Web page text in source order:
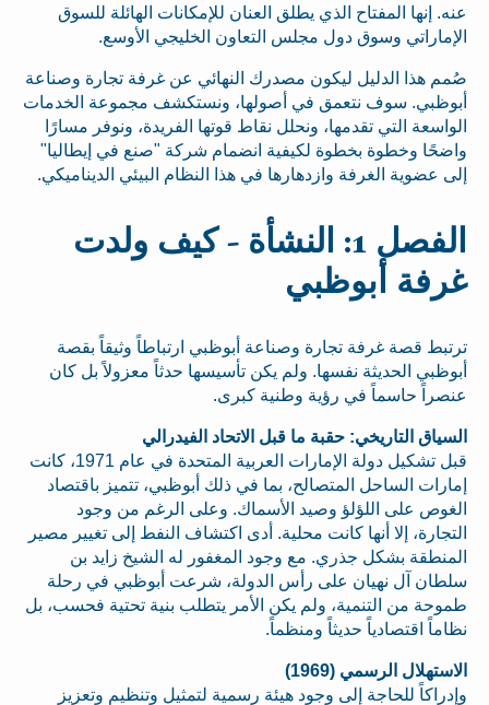
عنه. إنها المفتاح الذي يطلق العنان للإمكانات الهائلة للسوق
الإماراتي وسوق دول مجلس التعاون الخليجي الأوسع.
صُمم هذا الدليل ليكون مصدرك النهائي عن غرفة تجارة وصناعة
أبوظبي. سوف نتعمق في أصولها، ونستكشف مجموعة الخدمات
الواسعة التي تقدمها، ونحلل نقاط قوتها الفريدة، ونوفر مسارًا
واضحًا وخطوة بخطوة لكيفية انضمام شركة "صنع في إيطاليا"
إلى عضوية الغرفة وازدهارها في هذا النظام البيئي الديناميكي.
الفصل 1: النشأة - كيف ولدت
غرفة أبوظبي
ترتبط قصة غرفة تجارة وصناعة أبوظبي ارتباطاً وثيقاً بقصة
أبوظبي الحديثة نفسها. ولم يكن تأسيسها حدثاً معزولاً بل كان
عنصراً حاسماً في رؤية وطنية كبرى.
السياق التاريخي: حقبة ما قبل الاتحاد الفيدرالي
قبل تشكيل دولة الإمارات العربية المتحدة في عام 1971، كانت
إمارات الساحل المتصالح، بما في ذلك أبوظبي، تتميز باقتصاد
الغوص على اللؤلؤ وصيد الأسماك. وعلى الرغم من وجود
التجارة، إلا أنها كانت محلية. أدى اكتشاف النفط إلى تغيير مصير
المنطقة بشكل جذري. مع وجود المغفور له الشيخ زايد بن
سلطان آل نهيان على رأس الدولة، شرعت أبوظبي في رحلة
طموحة من التنمية، ولم يكن الأمر يتطلب بنية تحتية فحسب، بل
نظاماً اقتصادياً حديثاً ومنظماً.
الاستهلال الرسمي (1969)
وإدراكاً للحاجة إلى وجود هيئة رسمية لتمثيل وتنظيم وتعزيز